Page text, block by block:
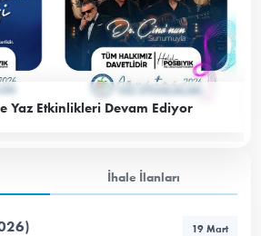
Yaz Etkinlikleri Devam Ediyor
İhale İlanları
19 Mart